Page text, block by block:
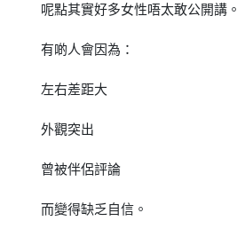
呢點其實好多女性唔太敢公開講。
有啲人會因為：
左右差距大
外觀突出
曾被伴侶評論
而變得缺乏自信。